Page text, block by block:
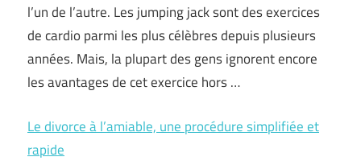
l’un de l’autre. Les jumping jack sont des exercices
de cardio parmi les plus célèbres depuis plusieurs
années. Mais, la plupart des gens ignorent encore
les avantages de cet exercice hors …
Le divorce à l’amiable, une procédure simplifiée et
rapide